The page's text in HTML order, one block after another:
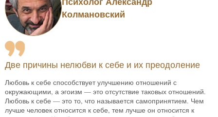
Колмановский
Две причины нелюбви к себе и их преодоление
Любовь к себе способствует улучшению отношений с
окружающими, а эгоизм — это отсутствие таковых отношений.
Любовь к себе — это то, что называется самопринятием. Чем
лучше человек относится к себе, тем лучше он относится к